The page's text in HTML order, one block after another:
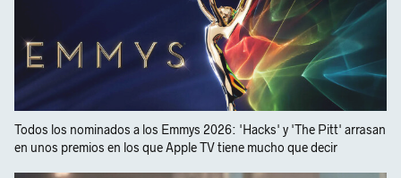
Todos los nominados a los Emmys 2026: 'Hacks' y 'The Pitt' arrasan
en unos premios en los que Apple TV tiene mucho que decir